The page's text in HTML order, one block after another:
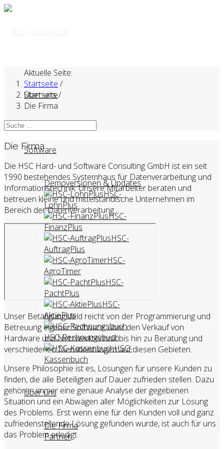
Startseite
Software
Demoversionen & Updates
HSC-
LohnPlus
HSC-
FinanzPlus
HSC-
AuftragPlus
HSC-
AgroTimer
HSC-
PachtPlus
HSC-
AktiePlus
HSC-Rechnungsbuch
HSC-
Kassenbuch
Über uns
Die Firma
Partner
Aktuelle Seite:
Startseite /
Über uns/
Die Firma
Die Firma
Die HSC Hard- und Software Consulting GmbH ist ein seit
1990 bestehendes Systemhaus für Datenverarbeitung und
Informationstechnik. Unsere Mitarbeiter beraten und
betreuen kleine und mittelständische Unternehmen im
Bereich der Datenverarbeitung.
Unser Betätigungsfeld reicht von der Programmierung und
Betreuung eigener Software, über den Verkauf von
Hardware und Netzwerktechnik bis hin zu Beratung und
verschiedenen Dienstleistungen auf diesen Gebieten.
Unsere Philosophie ist es, Lösungen für unsere Kunden zu
finden, die alle Beteiligten auf Dauer zufrieden stellen. Dazu
gehören immer eine genaue Analyse der gegebenen
Situation und ein Abwägen aller Möglichkeiten zur Lösung
des Problems. Erst wenn eine für den Kunden voll und ganz
zufriedenstellende Lösung gefunden wurde, ist auch für uns
das Problem erledigt.